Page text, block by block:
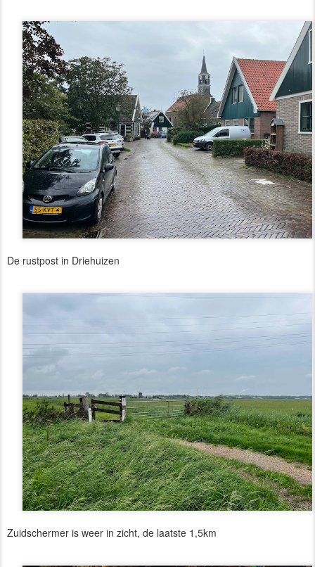
De rustpost in Driehuizen
Zuidschermer is weer in zicht, de laatste 1,5km